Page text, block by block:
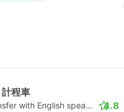
程車
Daytrip private transfer with English speaking driver 4.8